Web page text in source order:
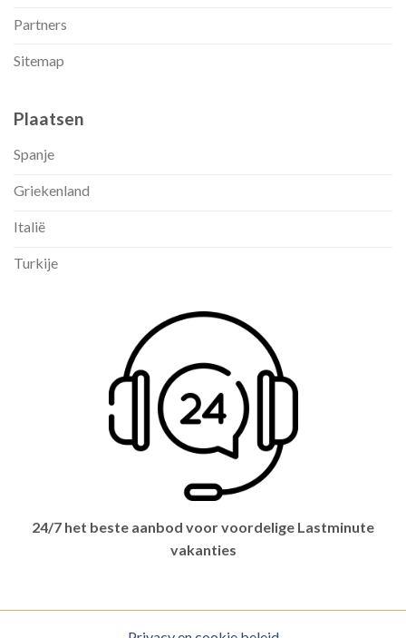
Partners
Sitemap
Plaatsen
Spanje
Griekenland
Italië
Turkije
24/7 het beste aanbod voor voordelige Lastminute
vakanties